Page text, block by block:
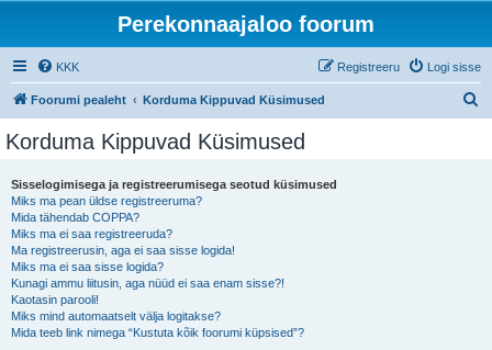
Perekonnaajaloo foorum
KKK Logi sisse
Registreeru
Foorumi pealeht Korduma Kippuvad Küsimused
Korduma Kippuvad Küsimused
Sisselogimisega ja registreerumisega seotud küsimused
Miks ma pean üldse registreeruma?
Mida tähendab COPPA?
Miks ma ei saa registreeruda?
Ma registreerusin, aga ei saa sisse logida!
Miks ma ei saa sisse logida?
Kunagi ammu liitusin, aga nüüd ei saa enam sisse?!
Kaotasin parooli!
Miks mind automaatselt välja logitakse?
Mida teeb link nimega “Kustuta kõik foorumi küpsised”?